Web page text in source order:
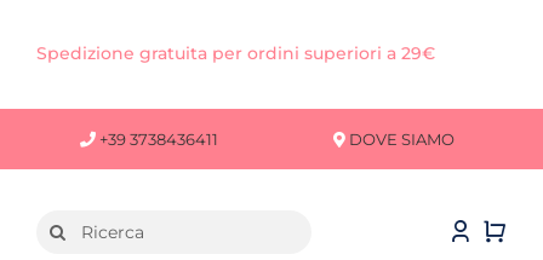
Spedizione gratuita per ordini superiori a 29€
+39 3738436411 DOVE SIAMO
Cerca